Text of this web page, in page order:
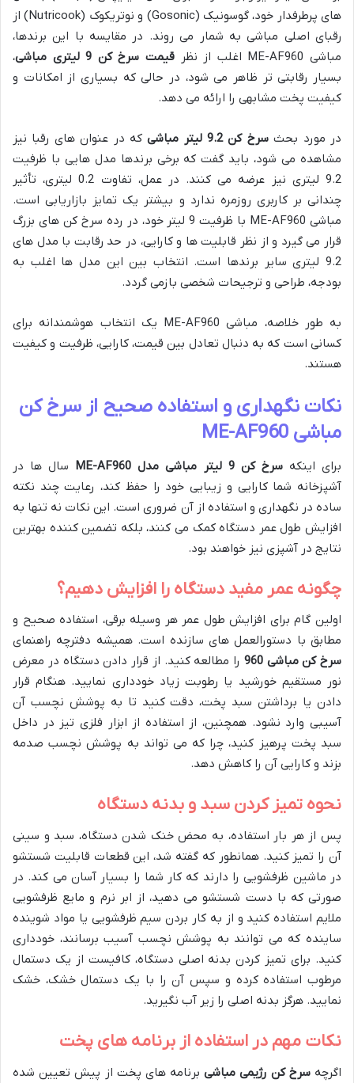
های پرطرفدار خود، گوسونیک (Gosonic) و نوتریکوک (Nutricook) از
رقبای اصلی مباشی به شمار می روند. در مقایسه با این برندها،
مباشی ME-AF960 اغلب از نظر
قیمت سرخ کن 9 لیتری مباشی
،
بسیار رقابتی تر ظاهر می شود، در حالی که بسیاری از امکانات و
کیفیت پخت مشابهی را ارائه می دهد.
در مورد بحثسرخ کن 9.2 لیتر مباشی
که در عنوان های رقبا نیز
مشاهده می شود، باید گفت که برخی برندها مدل هایی با ظرفیت
9.2 لیتری نیز عرضه می کنند. در عمل، تفاوت 0.2 لیتری، تأثیر
چندانی بر کاربری روزمره ندارد و بیشتر یک تمایز بازاریابی است.
مباشی ME-AF960 با ظرفیت 9 لیتر خود، در رده سرخ کن های بزرگ
قرار می گیرد و از نظر قابلیت ها و کارایی، در حد رقابت با مدل های
9.2 لیتری سایر برندها است. انتخاب بین این مدل ها اغلب به
بودجه، طراحی و ترجیحات شخصی بازمی گردد.
به طور خلاصه، مباشی ME-AF960 یک انتخاب هوشمندانه برای
کسانی است که به دنبال تعادل بین قیمت، کارایی، ظرفیت و کیفیت
هستند.
نکات نگهداری و استفاده صحیح از سرخ کن
مباشی ME-AF960
برای اینکهسرخ کن 9 لیتر مباشی مدل ME-AF960
سال ها در
آشپزخانه شما کارایی و زیبایی خود را حفظ کند، رعایت چند نکته
ساده در نگهداری و استفاده از آن ضروری است. این نکات نه تنها به
افزایش طول عمر دستگاه کمک می کنند، بلکه تضمین کننده بهترین
نتایج در آشپزی نیز خواهند بود.
چگونه عمر مفید دستگاه را افزایش دهیم؟
اولین گام برای افزایش طول عمر هر وسیله برقی، استفاده صحیح و
مطابق با دستورالعمل های سازنده است. همیشه دفترچه راهنمای
سرخ کن مباشی 960
را مطالعه کنید. از قرار دادن دستگاه در معرض
نور مستقیم خورشید یا رطوبت زیاد خودداری نمایید. هنگام قرار
دادن یا برداشتن سبد پخت، دقت کنید تا به پوشش نچسب آن
آسیبی وارد نشود. همچنین، از استفاده از ابزار فلزی تیز در داخل
سبد پخت پرهیز کنید، چرا که می تواند به پوشش نچسب صدمه
بزند و کارایی آن را کاهش دهد.
نحوه تمیز کردن سبد و بدنه دستگاه
پس از هر بار استفاده، به محض خنک شدن دستگاه، سبد و سینی
آن را تمیز کنید. همانطور که گفته شد، این قطعات قابلیت شستشو
در ماشین ظرفشویی را دارند که کار شما را بسیار آسان می کند. در
صورتی که با دست شستشو می دهید، از ابر نرم و مایع ظرفشویی
ملایم استفاده کنید و از به کار بردن سیم ظرفشویی یا مواد شوینده
ساینده که می توانند به پوشش نچسب آسیب برسانند، خودداری
کنید. برای تمیز کردن بدنه اصلی دستگاه، کافیست از یک دستمال
مرطوب استفاده کرده و سپس آن را با یک دستمال خشک، خشک
نمایید. هرگز بدنه اصلی را زیر آب نگیرید.
نکات مهم در استفاده از برنامه های پخت
اگرچهسرخ کن رژیمی مباشیبرنامه های پخت از پیش تعیین شده